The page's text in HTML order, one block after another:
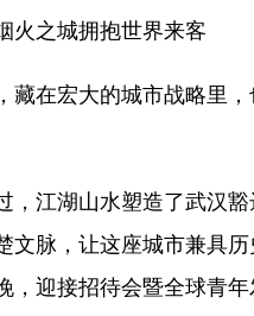
火之城拥抱世界来客
藏在宏大的城市战略里
，江湖山水塑造了武汉
文脉，让这座城市兼具
，迎接招待会暨全球青